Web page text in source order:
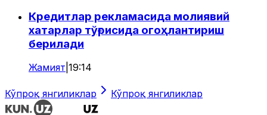
Кредитлар рекламасида молиявий
хатарлар тўғрисида огоҳлантириш
берилади
Жамият 19:14
Кўпроқ янгиликлар Кўпроқ янгиликлар